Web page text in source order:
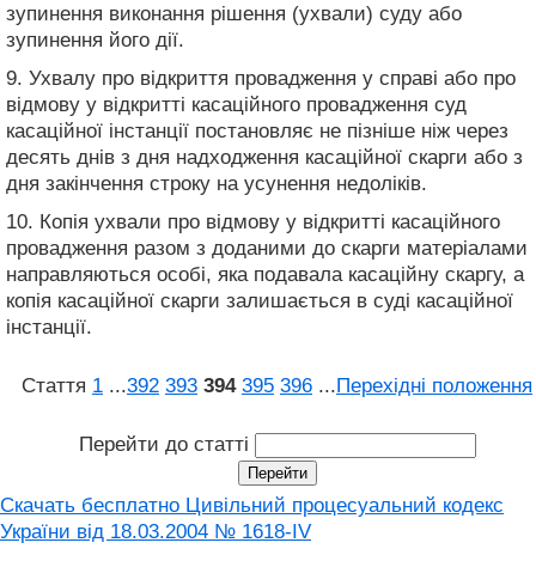
зупинення виконання рішення (ухвали) суду або
зупинення його дії.
9. Ухвалу про відкриття провадження у справі або про
відмову у відкритті касаційного провадження суд
касаційної інстанції постановляє не пізніше ніж через
десять днів з дня надходження касаційної скарги або з
дня закінчення строку на усунення недоліків.
10. Копія ухвали про відмову у відкритті касаційного
провадження разом з доданими до скарги матеріалами
направляються особі, яка подавала касаційну скаргу, а
копія касаційної скарги залишається в суді касаційної
інстанції.
Стаття 1 ...392 393 394 395 396 ...Перехідні положення
Перейти до статті
Скачать бесплатно Цивільний процесуальний кодекс
України від 18.03.2004 № 1618-IV